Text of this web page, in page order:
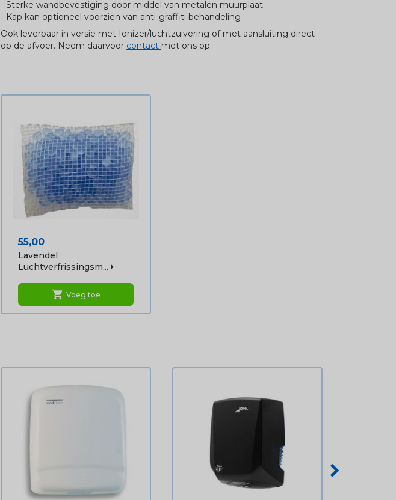
- Sterke wandbevestiging door middel van metalen muurplaat
- Kap kan optioneel voorzien van anti-graffiti behandeling
Ook leverbaar in versie met Ionizer/luchtzuivering of met aansluiting direct
op de afvoer. Neem daarvoor contact met ons op.
Prijs
55,00
Lavendel
Luchtverfrissingsm...
shopping_cart Voeg toe